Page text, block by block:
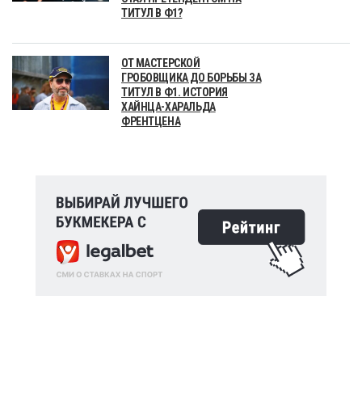
ТИТУЛ В Ф1?
ОТ МАСТЕРСКОЙ
ГРОБОВЩИКА ДО БОРЬБЫ ЗА
ТИТУЛ В Ф1. ИСТОРИЯ
ХАЙНЦА-ХАРАЛЬДА
ФРЕНТЦЕНА